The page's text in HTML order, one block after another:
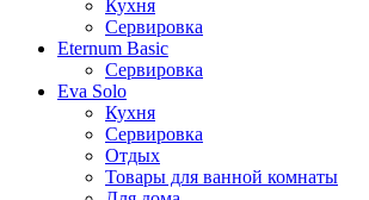
Кухня
Сервировка
Eternum Basic
Сервировка
Eva Solo
Кухня
Сервировка
Отдых
Товары для ванной комнаты